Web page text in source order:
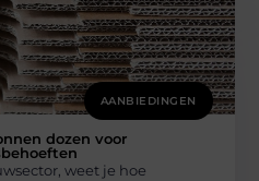
AANBIEDINGEN
dozen voor
weet je hoe